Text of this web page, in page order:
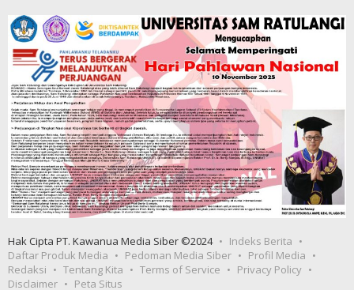
Hak Cipta PT. Kawanua Media Siber ©2024
Indeks Berita
Daftar Produk Media
Pedoman Media Siber
Profil Media
Redaksi
Tentang Kita Terms of Service
Privacy Policy
Disclaimer
Peta Situs